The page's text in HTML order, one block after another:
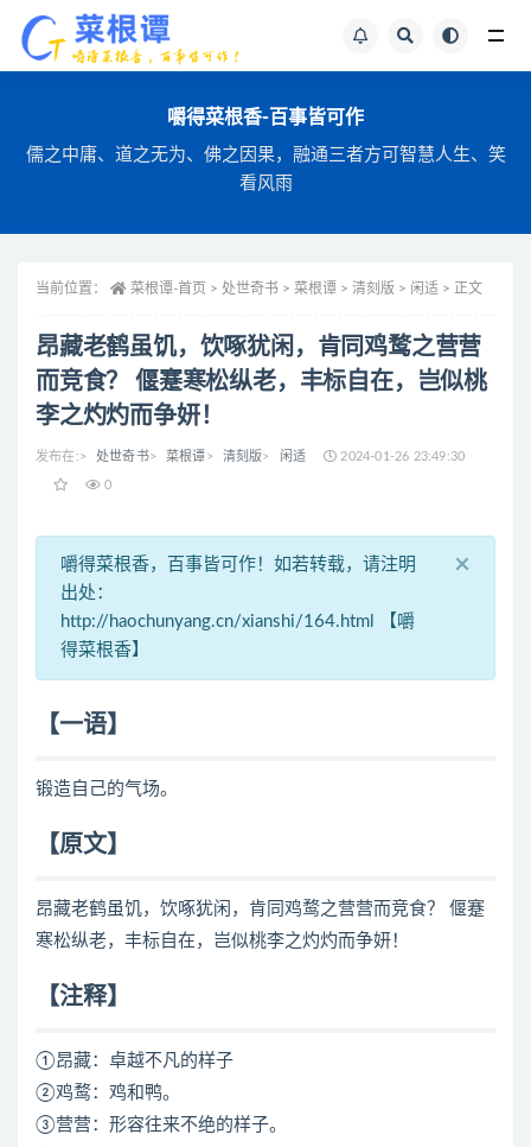
嚼得菜根香-百事皆可作
儒之中庸、道之无为、佛之因果，融通三者方可智慧人生、笑
看风雨
当前位置： 菜根谭-首页 > 处世奇书 > 菜根谭 > 清刻版 > 闲适 > 正文
昂藏老鹤虽饥，饮啄犹闲，肯同鸡鹜之营营
而竞食？ 偃蹇寒松纵老，丰标自在，岂似桃
李之灼灼而争妍！
发布在:> 处世奇书> 菜根谭 > 清刻版> 闲适 2024-01-26 23:49:30
0
嚼得菜根香，百事皆可作！如若转载，请注明
出处：
http://haochunyang.cn/xianshi/164.html 【嚼
得菜根香】
×
【一语】
锻造自己的气场。
【原文】
昂藏老鹤虽饥，饮啄犹闲，肯同鸡鹜之营营而竞食？ 偃蹇
寒松纵老，丰标自在，岂似桃李之灼灼而争妍！
【注释】
①昂藏：卓越不凡的样子
②鸡鹜：鸡和鸭。
③营营：形容往来不绝的样子。
全站文章搜索